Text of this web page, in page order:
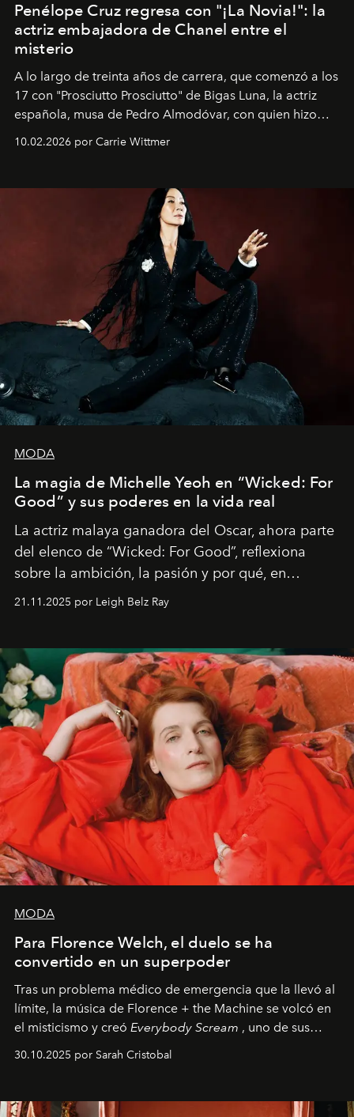
Penélope Cruz regresa con "¡La Novia!": la
actriz embajadora de Chanel entre el
misterio
A lo largo de treinta años de carrera, que comenzó a los
17 con "Prosciutto Prosciutto" de Bigas Luna, la actriz
española, musa de Pedro Almodóvar, con quien hizo
Barcelona", ha dividido su tiempo entre Europa y
dirigida por Maggie Gyllenhaal.
10.02.2026 por Carrie Wittmer
MODA
La magia de Michelle Yeoh en “Wicked: For
Good” y sus poderes en la vida real
La actriz malaya ganadora del Oscar, ahora parte
del elenco de “Wicked: For Good”, reflexiona
sobre la ambición, la pasión y por qué, en
ocasiones, la introspección puede esperar. “Es
importa si no lo entienden’”, confiesa.
21.11.2025 por Leigh Belz Ray
MODA
Para Florence Welch, el duelo se ha
convertido en un superpoder
Tras un problema médico de emergencia que la llevó al
límite, la música de Florence + the Machine se volcó en
el misticismo y creó Everybody Scream , uno de sus
álbumes más profundos hasta la fecha.
30.10.2025 por Sarah Cristobal